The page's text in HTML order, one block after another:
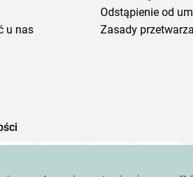
u nas
Odstąpienie od
Zasady